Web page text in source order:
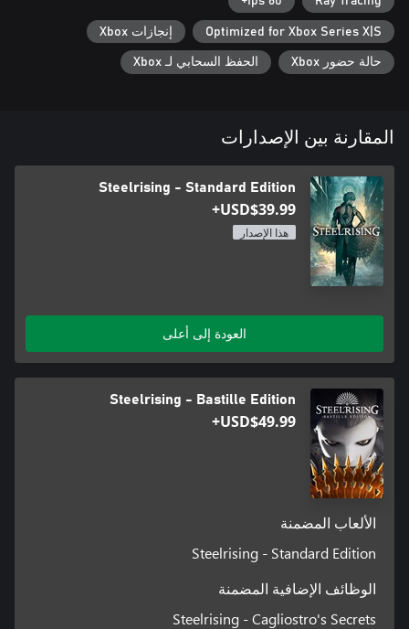
ماري أنطوانيت، ولافاييت، وروبسبير. الأمر عائد إليك لأن تشق طريقك
في ظل كل هذه المؤامرات وأن تضع حدًا لجنون رجل واحد حتى تعبر
Optimized for Xbox Series X|S إنجازات Xbox
حالة حضور Xbox الحفظ السحابي لـ Xbox
المقارنة بين الإصدارات
Steelrising - Standard Edition
USD$39.99+
هذا الإصدار
العودة إلى أعلى
Steelrising - Bastille Edition
USD$49.99+
الألعاب المضمنة
Steelrising - Standard Edition
الوظائف الإضافية المضمنة
Steelrising - Cagliostro's Secrets